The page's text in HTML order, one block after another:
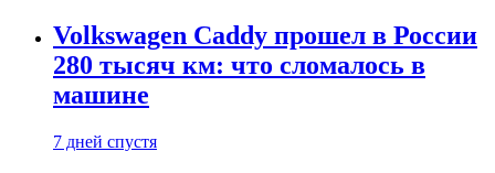
Volkswagen Caddy прошел в России
280 тысяч км: что сломалось в
машине
7 дней спустя